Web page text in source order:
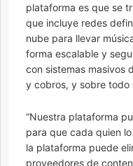
plataforma es que se
que incluye redes
nube para llevar
forma escalable y
con sistemas masivos
y cobros, y sobre todo
“Nuestra plataforma
para que cada quien
la plataforma puede
proveedores de